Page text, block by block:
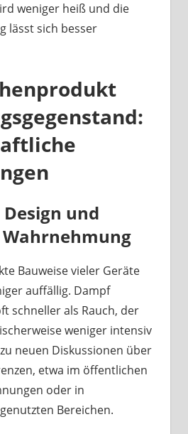
weniger heiß und die
lässt sich besser
und
Bauweise vieler Geräte
auffällig. Dampf
schneller als Rauch, der
weniger intensiv
neuen Diskussionen über
etwa im öffentlichen
oder in
Bereichen.